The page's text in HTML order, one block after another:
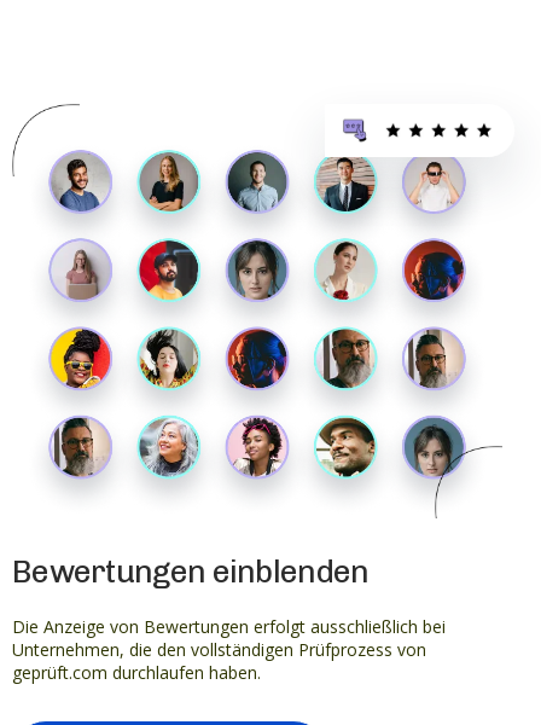
Bewertungen einblenden
Die Anzeige von Bewertungen erfolgt ausschließlich bei
Unternehmen, die den vollständigen Prüfprozess von
geprüft.com durchlaufen haben.